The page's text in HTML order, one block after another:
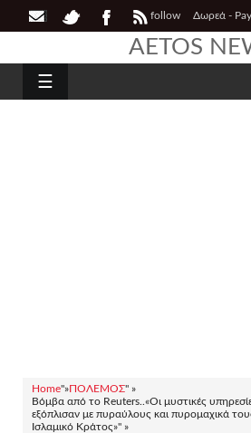
follow Δωρεά -
AETOS
☰
Home"»ΠΟΛΕΜΟΣ" »
Βόμβα από το Reuters..«Οι μυστικές
εξόπλισαν με πυραύλους και πυρομαχικά
Ισλαμικό Κράτος»" »